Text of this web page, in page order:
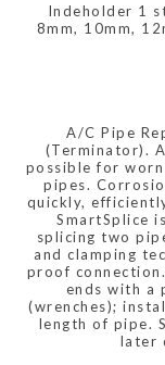
Indeholder 1
8mm, 10mm,
A/C Pipe
(Terminator).
possible for
pipes.
quickly,
SmartSplice
splicing two
and clamping
proof
ends with a
(wrenches);
length of pipe.
later